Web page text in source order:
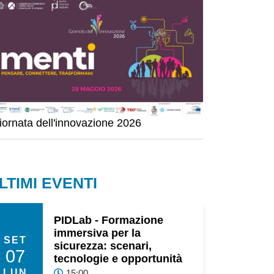
dell'innovazione 2026
EVENTI
SET
07
PIDLab - Formazione
immersiva per la
sicurezza: scenari,
tecnologie e opportunità